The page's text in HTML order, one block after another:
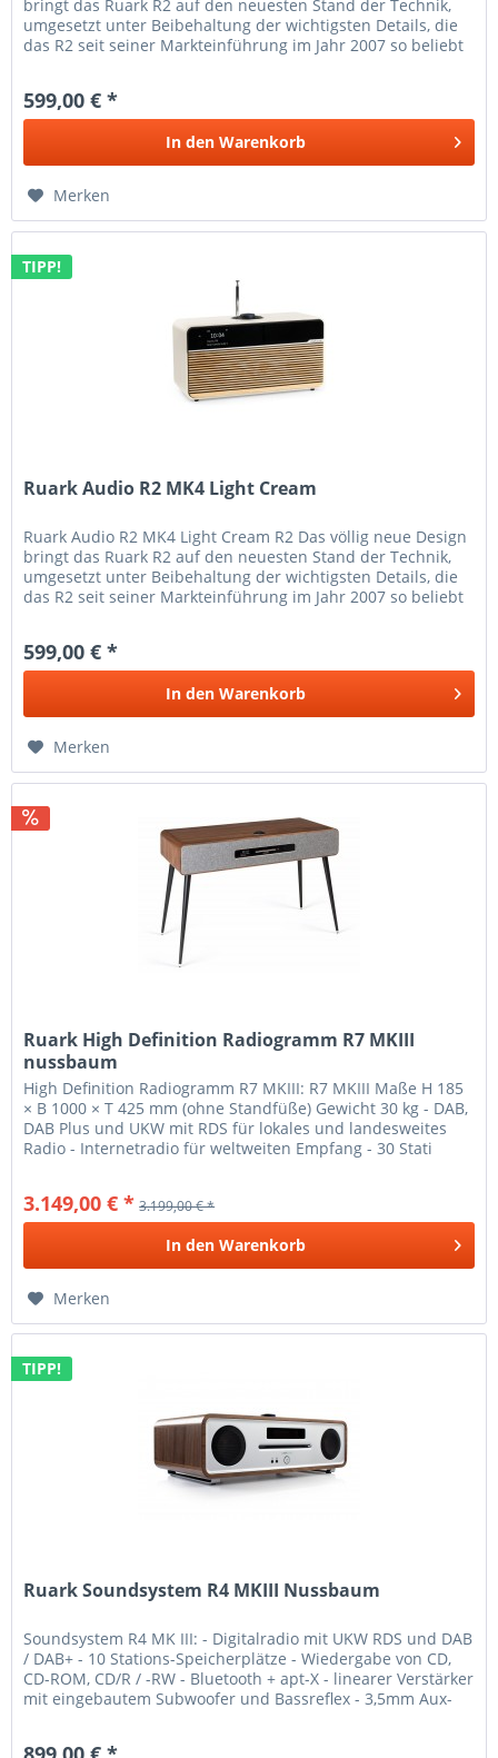
bringt das Ruark R2 auf den neuesten Stand der Technik,
umgesetzt unter Beibehaltung der wichtigsten Details, die
das R2 seit seiner Markteinführung im Jahr 2007 so beliebt
599,00 € *
In den Warenkorb
Merken
TIPP!
Ruark Audio R2 MK4 Light Cream
Ruark Audio R2 MK4 Light Cream R2 Das völlig neue Design
bringt das Ruark R2 auf den neuesten Stand der Technik,
umgesetzt unter Beibehaltung der wichtigsten Details, die
das R2 seit seiner Markteinführung im Jahr 2007 so beliebt
599,00 € *
In den Warenkorb
Merken
Ruark High Definition Radiogramm R7 MKIII
nussbaum
High Definition Radiogramm R7 MKIII: R7 MKIII Maße H 185
× B 1000 × T 425 mm (ohne Standfüße) Gewicht 30 kg - DAB,
DAB Plus und UKW mit RDS für lokales und landesweites
Radio - Internetradio für weltweiten Empfang - 30 Stati
3.149,00 € * 3.199,00 € *
In den Warenkorb
Merken
TIPP!
Ruark Soundsystem R4 MKIII Nussbaum
Soundsystem R4 MK III: - Digitalradio mit UKW RDS und DAB
/ DAB+ - 10 Stations-Speicherplätze - Wiedergabe von CD,
CD-ROM, CD/R / -RW - Bluetooth + apt-X - linearer Verstärker
mit eingebautem Subwoofer und Bassreflex - 3,5mm Aux-